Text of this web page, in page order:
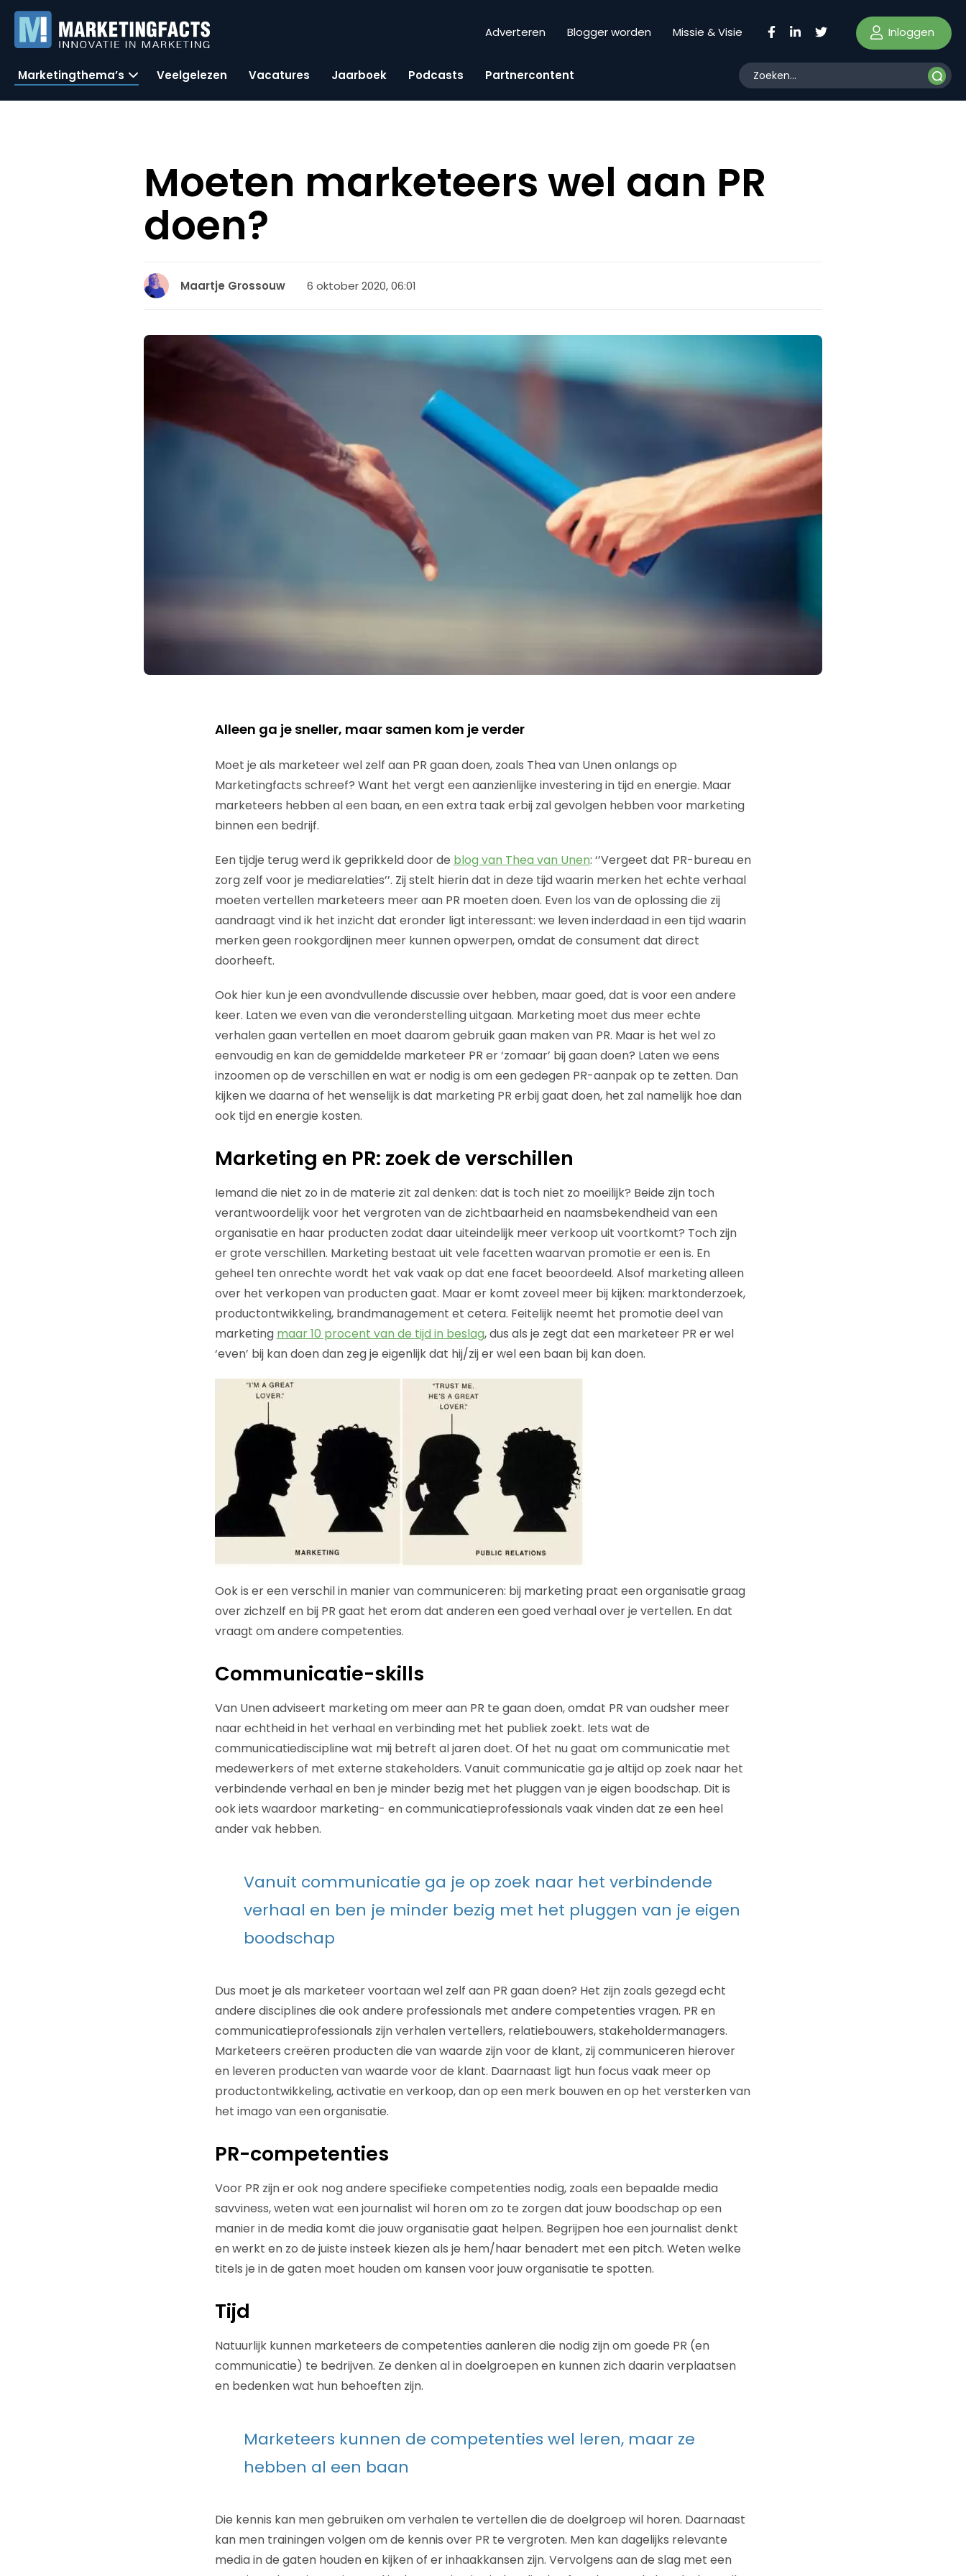
Adverteren Blogger worden Missie & Visie Inloggen
Marketingthema’s Veelgelezen Vacatures Jaarboek Podcasts Partnercontent
Moeten marketeers wel aan PR
doen?
Maartje Grossouw 6 oktober 2020, 06:01
Alleen ga je sneller, maar samen kom je verder
Moet je als marketeer wel zelf aan PR gaan doen, zoals Thea van Unen onlangs op
Marketingfacts schreef? Want het vergt een aanzienlijke investering in tijd en energie. Maar
marketeers hebben al een baan, en een extra taak erbij zal gevolgen hebben voor marketing
binnen een bedrijf.
Een tijdje terug werd ik geprikkeld door de blog van Thea van Unen: ‘’Vergeet dat PR-bureau en
zorg zelf voor je mediarelaties’’. Zij stelt hierin dat in deze tijd waarin merken het echte verhaal
moeten vertellen marketeers meer aan PR moeten doen. Even los van de oplossing die zij
aandraagt vind ik het inzicht dat eronder ligt interessant: we leven inderdaad in een tijd waarin
merken geen rookgordijnen meer kunnen opwerpen, omdat de consument dat direct
doorheeft.
Ook hier kun je een avondvullende discussie over hebben, maar goed, dat is voor een andere
keer. Laten we even van die veronderstelling uitgaan. Marketing moet dus meer echte
verhalen gaan vertellen en moet daarom gebruik gaan maken van PR. Maar is het wel zo
eenvoudig en kan de gemiddelde marketeer PR er ‘zomaar’ bij gaan doen? Laten we eens
inzoomen op de verschillen en wat er nodig is om een gedegen PR-aanpak op te zetten. Dan
kijken we daarna of het wenselijk is dat marketing PR erbij gaat doen, het zal namelijk hoe dan
ook tijd en energie kosten.
Marketing en PR: zoek de verschillen
Iemand die niet zo in de materie zit zal denken: dat is toch niet zo moeilijk? Beide zijn toch
verantwoordelijk voor het vergroten van de zichtbaarheid en naamsbekendheid van een
organisatie en haar producten zodat daar uiteindelijk meer verkoop uit voortkomt? Toch zijn
er grote verschillen. Marketing bestaat uit vele facetten waarvan promotie er een is. En
geheel ten onrechte wordt het vak vaak op dat ene facet beoordeeld. Alsof marketing alleen
over het verkopen van producten gaat. Maar er komt zoveel meer bij kijken: marktonderzoek,
productontwikkeling, brandmanagement et cetera. Feitelijk neemt het promotie deel van
marketing maar 10 procent van de tijd in beslag, dus als je zegt dat een marketeer PR er wel
‘even’ bij kan doen dan zeg je eigenlijk dat hij/zij er wel een baan bij kan doen.
Ook is er een verschil in manier van communiceren: bij marketing praat een organisatie graag
over zichzelf en bij PR gaat het erom dat anderen een goed verhaal over je vertellen. En dat
vraagt om andere competenties.
Communicatie-skills
Van Unen adviseert marketing om meer aan PR te gaan doen, omdat PR van oudsher meer
naar echtheid in het verhaal en verbinding met het publiek zoekt. Iets wat de
communicatiediscipline wat mij betreft al jaren doet. Of het nu gaat om communicatie met
medewerkers of met externe stakeholders. Vanuit communicatie ga je altijd op zoek naar het
verbindende verhaal en ben je minder bezig met het pluggen van je eigen boodschap. Dit is
ook iets waardoor marketing- en communicatieprofessionals vaak vinden dat ze een heel
ander vak hebben.
Vanuit communicatie ga je op zoek naar het verbindende
verhaal en ben je minder bezig met het pluggen van je eigen
boodschap
Dus moet je als marketeer voortaan wel zelf aan PR gaan doen? Het zijn zoals gezegd echt
andere disciplines die ook andere professionals met andere competenties vragen. PR en
communicatieprofessionals zijn verhalen vertellers, relatiebouwers, stakeholdermanagers.
Marketeers creëren producten die van waarde zijn voor de klant, zij communiceren hierover
en leveren producten van waarde voor de klant. Daarnaast ligt hun focus vaak meer op
productontwikkeling, activatie en verkoop, dan op een merk bouwen en op het versterken van
het imago van een organisatie.
PR-competenties
Voor PR zijn er ook nog andere specifieke competenties nodig, zoals een bepaalde media
savviness, weten wat een journalist wil horen om zo te zorgen dat jouw boodschap op een
manier in de media komt die jouw organisatie gaat helpen. Begrijpen hoe een journalist denkt
en werkt en zo de juiste insteek kiezen als je hem/haar benadert met een pitch. Weten welke
titels je in de gaten moet houden om kansen voor jouw organisatie te spotten.
Tijd
Natuurlijk kunnen marketeers de competenties aanleren die nodig zijn om goede PR (en
communicatie) te bedrijven. Ze denken al in doelgroepen en kunnen zich daarin verplaatsen
en bedenken wat hun behoeften zijn.
Marketeers kunnen de competenties wel leren, maar ze
hebben al een baan
Die kennis kan men gebruiken om verhalen te vertellen die de doelgroep wil horen. Daarnaast
kan men trainingen volgen om de kennis over PR te vergroten. Men kan dagelijks relevante
media in de gaten houden en kijken of er inhaakkansen zijn. Vervolgens aan de slag met een